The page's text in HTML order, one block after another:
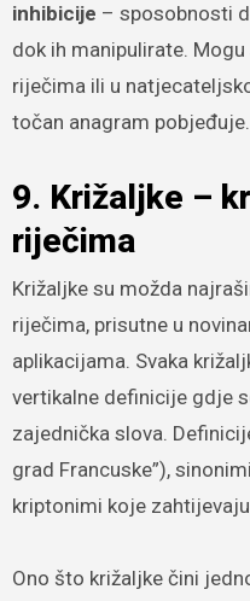
inhibicije – sposobnosti
dok ih manipulirate.
riječima ili u
točan anagram pobjeđuje.
9. Križaljke –
riječima
Križaljke su možda
riječima, prisutne u
aplikacijama. Svaka
vertikalne definicije gdje
zajednička slova.
grad Francuske”),
kriptonimi koje
Ono što križaljke čini